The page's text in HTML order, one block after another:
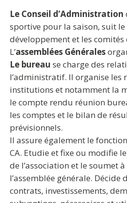
Le Conseil d’Administration
sportive pour la saison, suit
développement et les comités
L’assemblées Générales
Le bureau se charge des
l’administratif. Il organise les
institutions et notamment la
le compte rendu réunion
les comptes et le bilan de
prévisionnels.
Il assure également le
CA. Etudie et fixe ou modifie
de l’association et le soumet
l’assemblée générale. Décide
contrats, investissements,